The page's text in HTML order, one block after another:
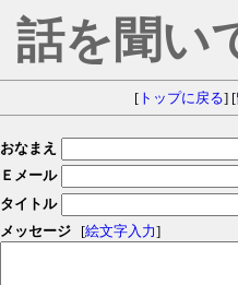
話を聞い
[トップに戻る] [
おなまえ
Ｅメール
タイトル
メッセージ
[絵文字入力]